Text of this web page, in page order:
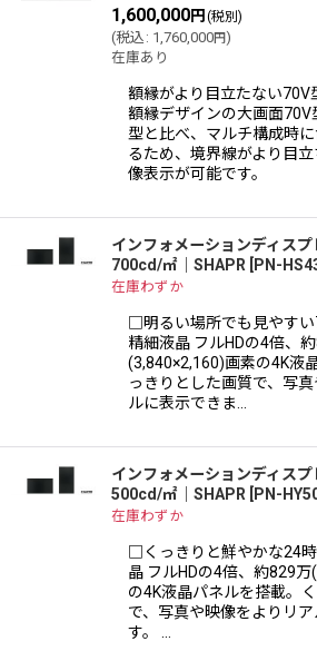
1,600,000円 (税別)
(税込 : 1,760,000円)
在庫あり
額縁がより目立たない70V
額縁デザインの大画面70V
型と比べ、マルチ構成時
るため、境界線がより目
像表示が可能です。
インフォメーションディスプ
700cd/㎡｜SHAPR
PN-
在庫わずか
□明るい場所でも見やす
精細液晶 フルHDの4倍、
(3,840×2,160)画素の4K液
っきりとした画質で、写
ルに表示できま…
インフォメーションディスプ
500cd/㎡｜SHAPR
PN-
在庫わずか
□くっきりと鮮やかな24
晶 フルHDの4倍、約829
の4K液晶パネルを搭載。
で、写真や映像をよりリ
す。 …